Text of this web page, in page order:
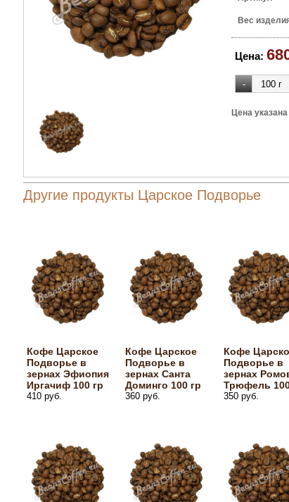
Вес
Цена:
Цена указана
Другие продукты Царское Подворье
Кофе Царское
Подворье в
зернах Эфиопия
Иргачиф 100 гр
410 руб.
Кофе Царское
Подворье в
зернах Санта
Доминго 100 гр
360 руб.
Кофе
Подворье в
зернах
Трюфель
350 руб.